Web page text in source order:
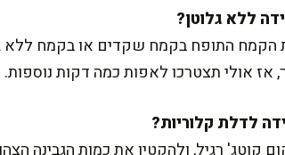
התופח בקמח שקדים או בקמח ללא
אז אולי תצטרכו לאפות כמה דקות נוספות.
להשתמש בקוטג' 5% במקום קוטג' רגיל, ולהקטין את